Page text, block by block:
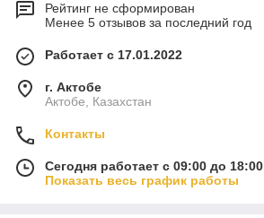
Рейтинг не сформирован
Менее 5 отзывов за последний год
Работает с 17.01.2022
г. Актобе
Актобе, Казахстан
Контакты
Сегодня работает с 09:00 до 18:00
Показать весь график работы